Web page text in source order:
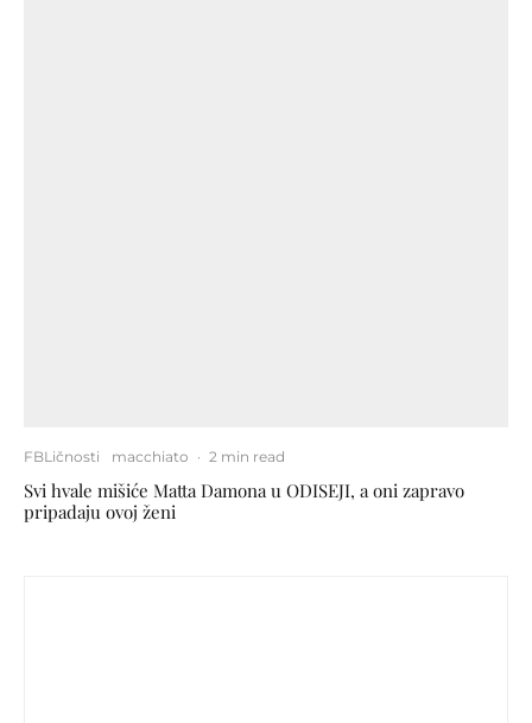
FBLičnosti macchiato · 2 min read
Svi hvale mišiće Matta Damona u ODISEJI, a oni zapravo
pripadaju ovoj ženi